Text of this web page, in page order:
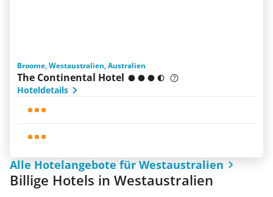
Broome, Westaustralien, Australien
The Continental Hotel
Hoteldetails
Alle Hotelangebote für Westaustralien
Billige Hotels in Westaustralien